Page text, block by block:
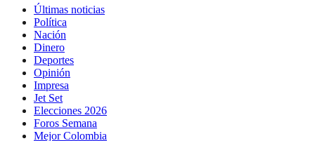
Últimas noticias
Política
Nación
Dinero
Deportes
Opinión
Impresa
Jet Set
Elecciones 2026
Foros Semana
Mejor Colombia